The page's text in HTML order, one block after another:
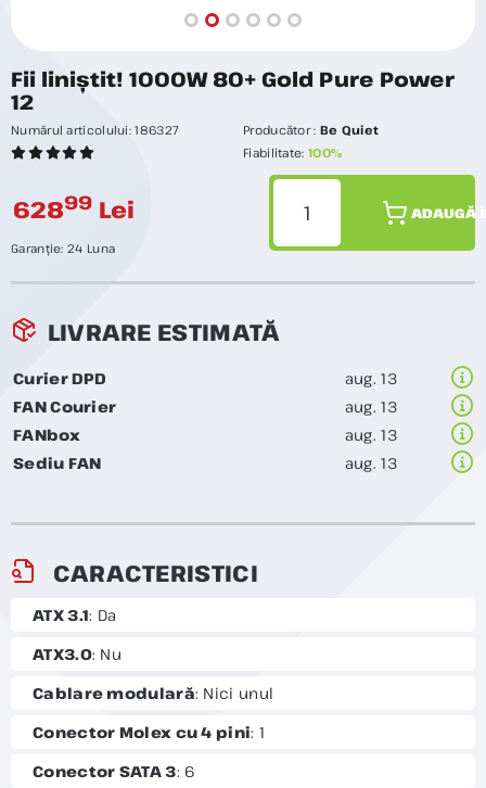
Fii liniștit! 1000W 80+ Gold Pure Power
12
Numărul articolului:186327 Producător : Be Quiet
Fiabilitate: 100%
62899 Lei
Garanție: 24 Luna
ADAUGĂ
LIVRARE ESTIMATĂ
Curier DPD
aug. 13
FAN Courier
aug. 13
FANbox
aug. 13
Sediu FAN
aug. 13
CARACTERISTICI
ATX 3.1: Da
ATX3.0: Nu
Cablare modulară: Nici unul
Conector Molex cu 4 pini: 1
Conector SATA 3: 6